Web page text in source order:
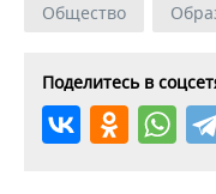
Общество
Поделитесь в